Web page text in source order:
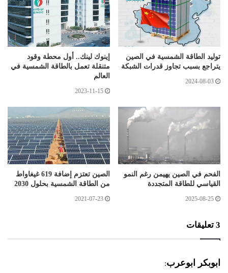
توليد الطاقة الشمسية في الصين
يتراجع بسبب تجاوز قدرات الشبكة
2024-08-03
إينوك لينك.. أول محطة وقود
متنقلة تعمل بالطاقة الشمسية في
العالم
2023-11-15
الفحم في الصين يهيمن رغم النمو
القياسي للطاقة المتجددة
2025-08-25
الصين تعتزم إضافة 619 غيغاواط
من الطاقة الشمسية بحلول 2030
2021-07-23
‫3 تعليقات
يابوبكر ابوعرب: